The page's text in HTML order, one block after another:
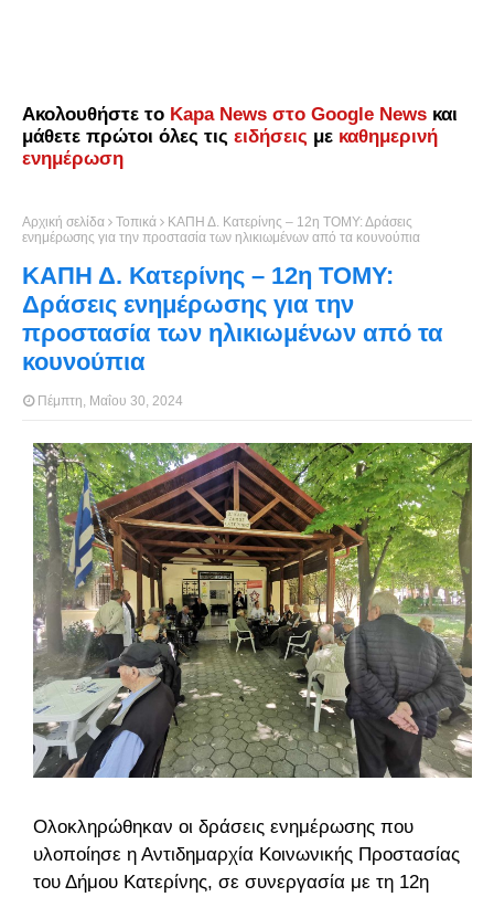
Ακολουθήστε το Kapa News στο Google News και
μάθετε πρώτοι όλες τις ειδήσεις με καθημερινή
ενημέρωση
Αρχική σελίδα Τοπικά
ΚΑΠΗ Δ. Κατερίνης – 12η ΤΟΜΥ: Δράσεις
ενημέρωσης για την προστασία των ηλικιωμένων από τα κουνούπια
ΚΑΠΗ Δ. Κατερίνης – 12η ΤΟΜΥ:
Δράσεις ενημέρωσης για την
προστασία των ηλικιωμένων από τα
κουνούπια
Πέμπτη, Μαΐου 30, 2024
Ολοκληρώθηκαν οι δράσεις ενημέρωσης που
υλοποίησε η Αντιδημαρχία Κοινωνικής Προστασίας
του Δήμου Κατερίνης, σε συνεργασία με τη 12η